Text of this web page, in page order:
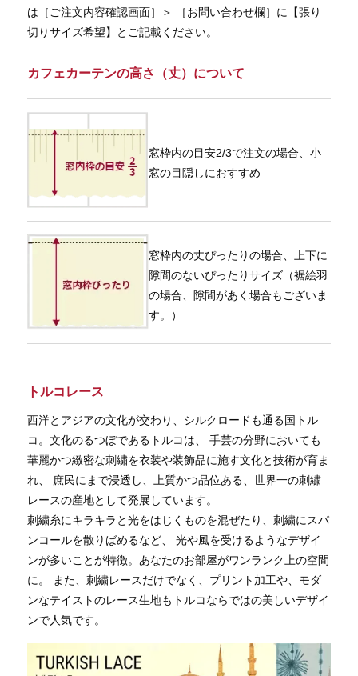
は［ご注文内容確認画面］＞ ［お問い合わせ欄］に【張り
切りサイズ希望】とご記載ください。
カフェカーテンの高さ（丈）について
窓枠内の目安2/3で注文の場合、小
窓の目隠しにおすすめ
窓枠内の丈ぴったりの場合、上下に
隙間のないぴったりサイズ（裾絵羽
の場合、隙間があく場合もございま
す。）
トルコレース
西洋とアジアの文化が交わり、シルクロードも通る国トル
コ。文化のるつぼであるトルコは、 手芸の分野においても
華麗かつ緻密な刺繍を衣装や装飾品に施す文化と技術が育ま
れ、 庶民にまで浸透し、上質かつ品位ある、世界一の刺繍
レースの産地として発展しています。
刺繍糸にキラキラと光をはじくものを混ぜたり、刺繍にスパ
ンコールを散りばめるなど、 光や風を受けるようなデザイ
ンが多いことが特徴。あなたのお部屋がワンランク上の空間
に。 また、刺繍レースだけでなく、プリント加工や、モダ
ンなテイストのレース生地もトルコならではの美しいデザイ
ンで人気です。